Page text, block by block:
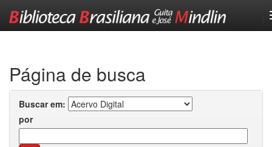
Página de busca
Buscar em:
por